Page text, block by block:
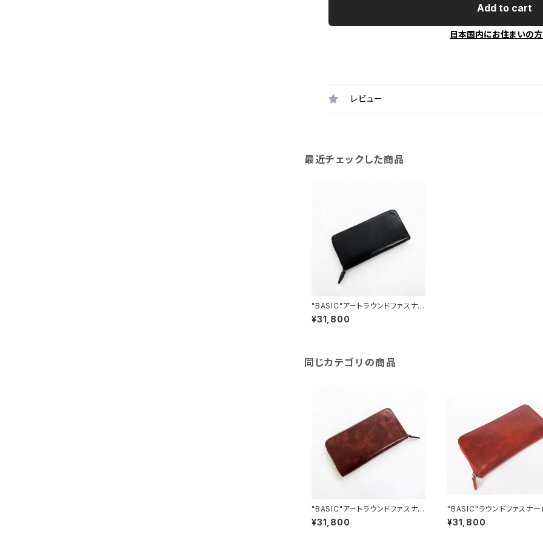
Add to cart
日本国内にお住まいの
レビュー
最近チェックした商品
"BASIC"アートラウンドファスナ
ーロング＜BLACK＞ 国内産仔
牛ワックスレザー
¥31,800
同じカテゴリの商品
"BASIC"アートラウンドファスナ
ーロング＜BROWN＞ 国内産
仔牛ワックスレザー
¥31,800
"BASIC"ラウンドファスナー
グ＜RED＞ 国内産仔牛ワッ
レザー
¥31,800